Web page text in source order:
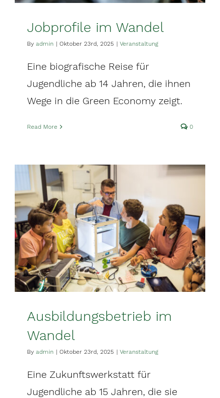
Jobprofile im Wandel
By admin | Oktober 23rd, 2025 | Veranstaltung
Eine biografische Reise für
Jugendliche ab 14 Jahren, die ihnen
Wege in die Green Economy zeigt.
Read More 0
Ausbildungsbetrieb im
Wandel
By admin | Oktober 23rd, 2025 | Veranstaltung
Eine Zukunftswerkstatt für
Jugendliche ab 15 Jahren, die sie